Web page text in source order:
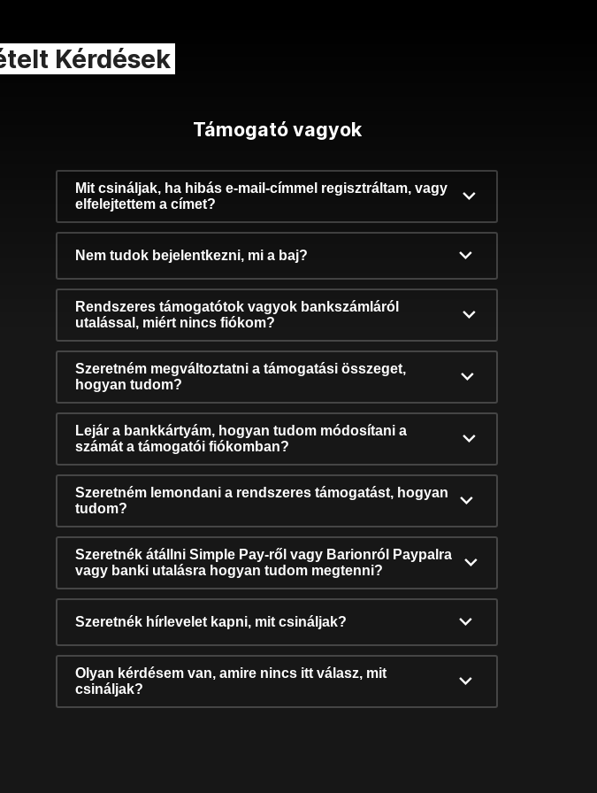
Kérdések
Támogató vagyok
Mit csináljak, ha hibás e-mail-címmel regisztráltam, vagy
elfelejtettem a címet?
Nem tudok bejelentkezni, mi a baj?
Rendszeres támogatótok vagyok bankszámláról
utalással, miért nincs fiókom?
Szeretném megváltoztatni a támogatási összeget,
hogyan tudom?
Lejár a bankkártyám, hogyan tudom módosítani a
számát a támogatói fiókomban?
Szeretném lemondani a rendszeres támogatást, hogyan
tudom?
Szeretnék átállni Simple Pay-ről vagy Barionról Paypalra
vagy banki utalásra hogyan tudom megtenni?
Szeretnék hírlevelet kapni, mit csináljak?
Olyan kérdésem van, amire nincs itt válasz, mit
csináljak?